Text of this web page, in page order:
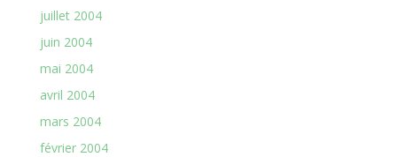
juillet 2004
juin 2004
mai 2004
avril 2004
mars 2004
février 2004